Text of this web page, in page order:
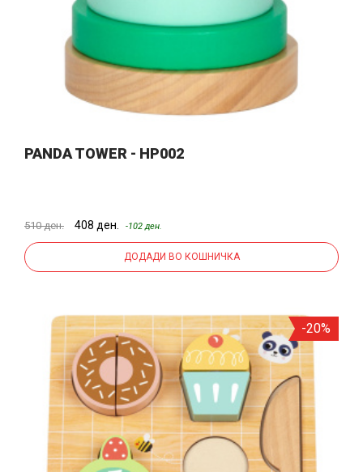
PANDA TOWER - HP002
510 ден. 408 ден. -102 ден.
ДОДАДИ ВО КОШНИЧКА
-20%